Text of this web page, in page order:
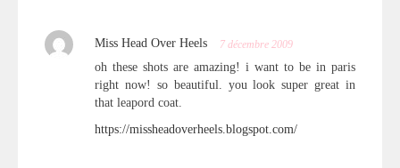
Miss Head Over Heels 7 décembre 2009
oh these shots are amazing! i want to be in paris
right now! so beautiful. you look super great in
that leapord coat.
https://missheadoverheels.blogspot.com/